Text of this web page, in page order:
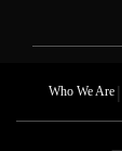
Who We Are|